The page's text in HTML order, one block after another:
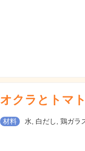
オクラとトマ
材料 水, 白だし, 鶏ガラ